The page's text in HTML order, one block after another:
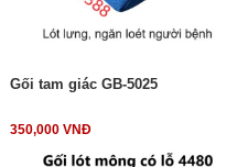
Gối tam giác GB-5025
350,000 VNĐ